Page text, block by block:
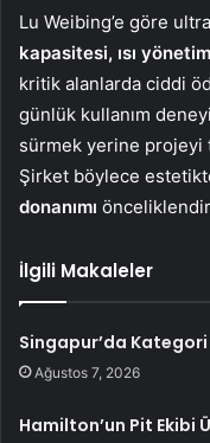
Lu Weibing’e göre
kapasitesi, ısı
kritik alanlarda ciddi
günlük kullanım
sürmek yerine projeyi
Şirket böylece
donanımı
İlgili Makaleler
Singapur’da Kategori
Ağustos 7, 2026
Hamilton’un Pit Ekibi